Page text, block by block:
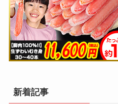
新着記事